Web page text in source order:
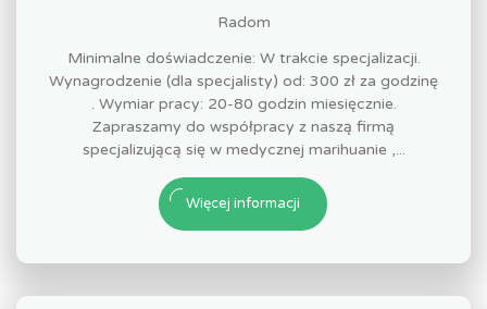
Radom
Minimalne doświadczenie: W trakcie specjalizacji.
Wynagrodzenie (dla specjalisty) od: 300 zł za godzinę
. Wymiar pracy: 20-80 godzin miesięcznie.
Zapraszamy do współpracy z naszą firmą
specjalizującą się w medycznej marihuanie ,...
Więcej informacji